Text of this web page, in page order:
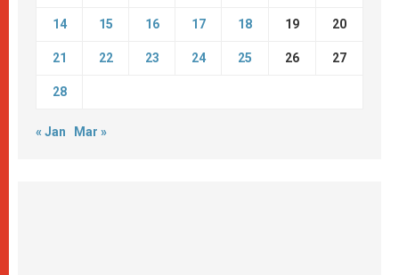
14 15 16 17 18 19 20
21 22 23 24 25 26 27
28
« Jan Mar »